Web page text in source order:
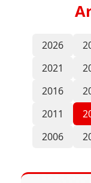
2026
2021
2016
2011
2006